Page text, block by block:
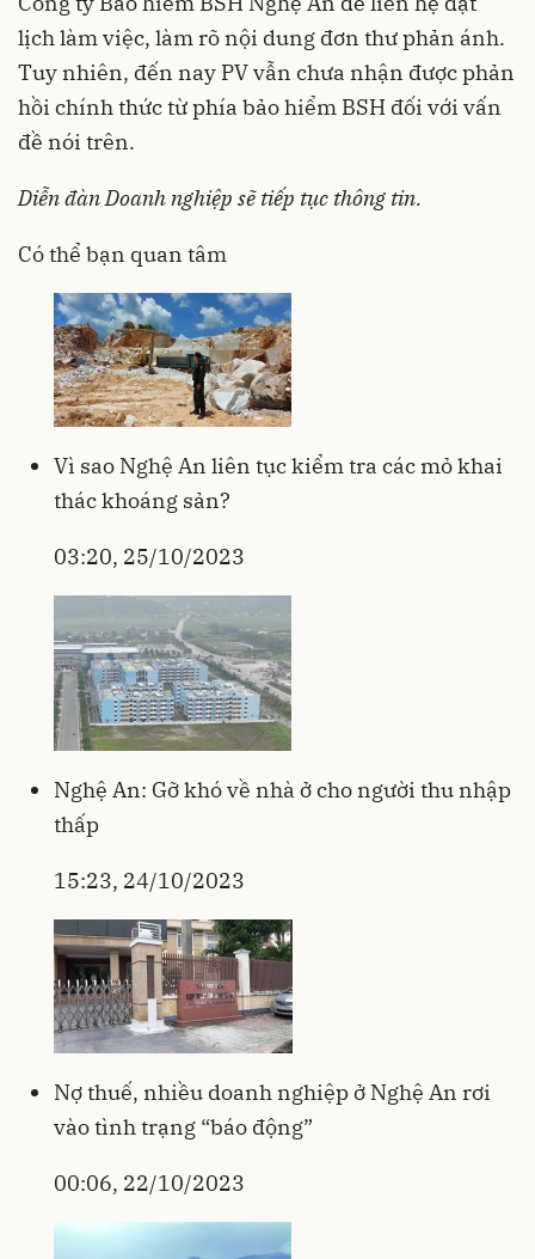
lịch làm việc, làm rõ nội dung đơn thư phản ánh.
Tuy nhiên, đến nay PV vẫn chưa nhận được phản
hồi chính thức từ phía bảo hiểm BSH đối với vấn
đề nói trên.
Diễn đàn Doanh nghiệp sẽ tiếp tục thông tin.
Có thể bạn quan tâm
Vì sao Nghệ An liên tục kiểm tra các mỏ khai
thác khoáng sản?
03:20, 25/10/2023
Nghệ An: Gỡ khó về nhà ở cho người thu nhập
thấp
15:23, 24/10/2023
Nợ thuế, nhiều doanh nghiệp ở Nghệ An rơi
vào tình trạng “báo động”
00:06, 22/10/2023